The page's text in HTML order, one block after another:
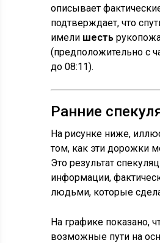
описывает
подтверждает, что
имели шесть
(предположительно с
до 08:11).
Ранние
На рисунке ниже,
том, как эти дорожки
Это результат
информации,
людьми, которые
На графике показано,
возможные пути на